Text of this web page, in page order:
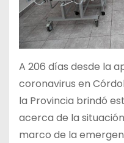
A 206 días desde la
coronavirus en
la Provincia brindó
acerca de la
marco de la